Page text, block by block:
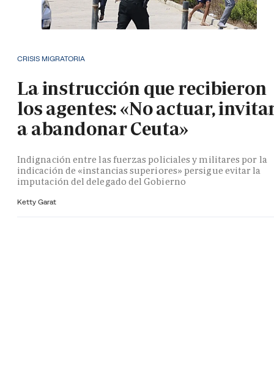
CRISIS MIGRATORIA
La instrucción que recibieron
los agentes: «No actuar,
a abandonar Ceuta»
Indignación entre las fuerzas policiales y militares por la
indicación de «instancias superiores» persigue evitar la
imputación del delegado del Gobierno
Ketty Garat